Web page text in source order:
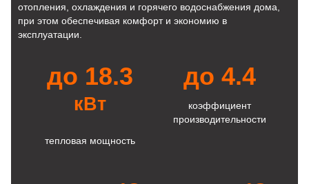
отопления, охлаждения и горячего водоснабжения дома,
при этом обеспечивая комфорт и экономию в
эксплуатации.
до 18.3
кВт
тепловая мощность
до 4.4
коэффициент
производительности